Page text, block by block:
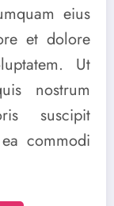
eius
et dolore
Ut
nostrum
suscipit
commodi